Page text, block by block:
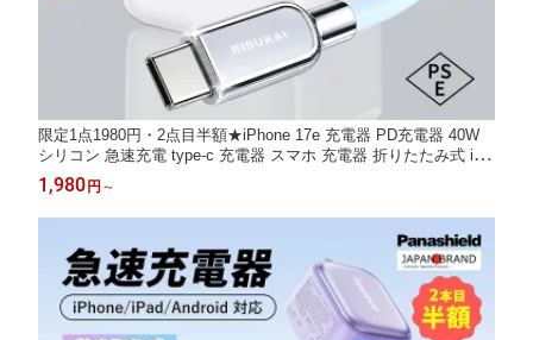
限定1点1980円・2点目半額★iPhone 17e 充電器 PD充電器 40W
シリコン 急速充電 type-c 充電器 スマホ 充電器 折りたたみ式 iPh
one 17 16 15 ケーブル iphone 1.5m ケーブル 充電 ACアダプタ ア
イホン type-c MacBook 充電器 iPhone 充電器 持ち運び
1,980 円 ～